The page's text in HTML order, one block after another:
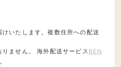
いたします。複数住所への配送
ません。 海外配送サービス BEN